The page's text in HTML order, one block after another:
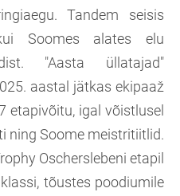
Tandem seisis
Soomes alates elu
"Aasta üllatajad"
aastal jätkas ekipaaž
etapivõitu, igal võistlusel
ning Soome meistritiitlid.
Oscherslebeni etapil
tõustes poodiumile